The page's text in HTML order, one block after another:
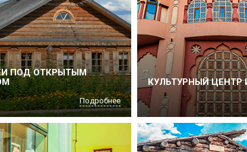
ПОД ОТКРЫТЫМ
Подробнее
КУЛЬТУРНЫЙ ЦЕНТР